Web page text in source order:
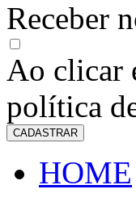
Receber
Ao clicar
política
CADASTRAR
HOME